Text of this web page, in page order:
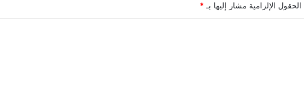
الحقول الإلزامية مشار إليها بـ*